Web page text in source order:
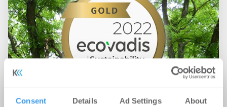
Consent Details Ad Settings About